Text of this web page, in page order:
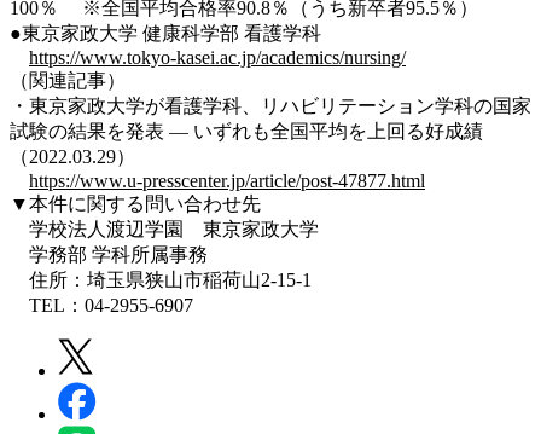
100％ ※全国平均合格率90.8％（うち新卒者95.5％）
●東京家政大学 健康科学部 看護学科
https://www.tokyo-kasei.ac.jp/academics/nursing/
（関連記事）
・東京家政大学が看護学科、リハビリテーション学科の国家
試験の結果を発表 — いずれも全国平均を上回る好成績
（2022.03.29）
https://www.u-presscenter.jp/article/post-47877.html
▼本件に関する問い合わせ先
学校法人渡辺学園 東京家政大学
学務部 学科所属事務
住所：埼玉県狭山市稲荷山2-15-1
TEL：04-2955-6907